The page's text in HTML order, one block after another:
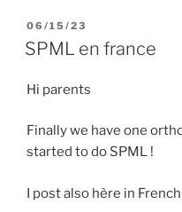
PUBLIÉ
LE
06/15/23
SPML en france
Hi parents
Finally we have one
started to do SPML !
I post also hère in French